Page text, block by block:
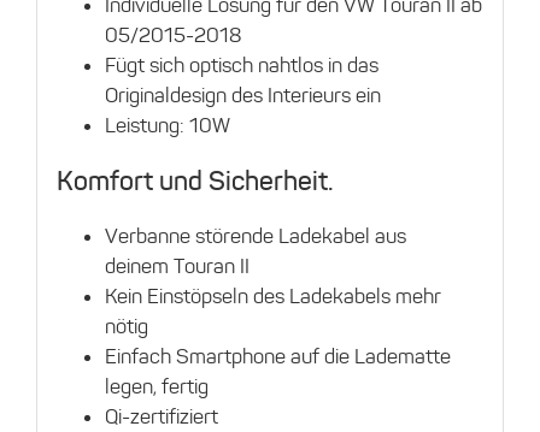
05/2015-2018
Fügt sich optisch nahtlos in das
Originaldesign des Interieurs ein
Leistung: 10W
Komfort und Sicherheit.
Verbanne störende Ladekabel aus
deinem Touran II
Kein Einstöpseln des Ladekabels mehr
nötig
Einfach Smartphone auf die Ladematte
legen, fertig
Qi-zertifiziert